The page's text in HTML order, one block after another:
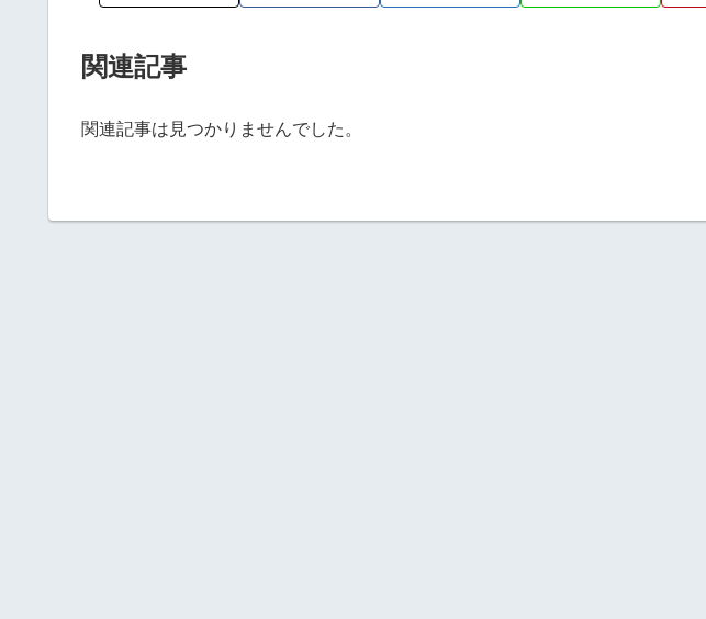
関連記事
関連記事は見つかりませんでした。